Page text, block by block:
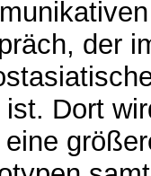
der
Dort
eine